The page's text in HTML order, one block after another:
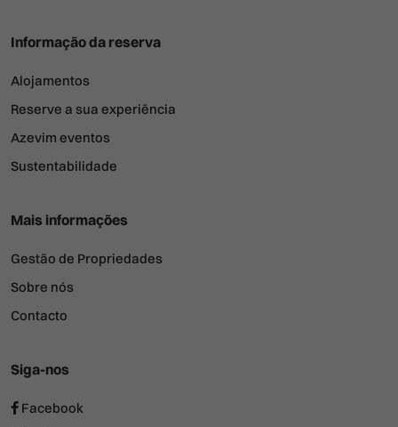
Informação da reserva
Alojamentos
Reserve a sua experiência
Azevim eventos
Sustentabilidade
Mais informações
Gestão de Propriedades
Sobre nós
Contacto
Siga-nos
Facebook